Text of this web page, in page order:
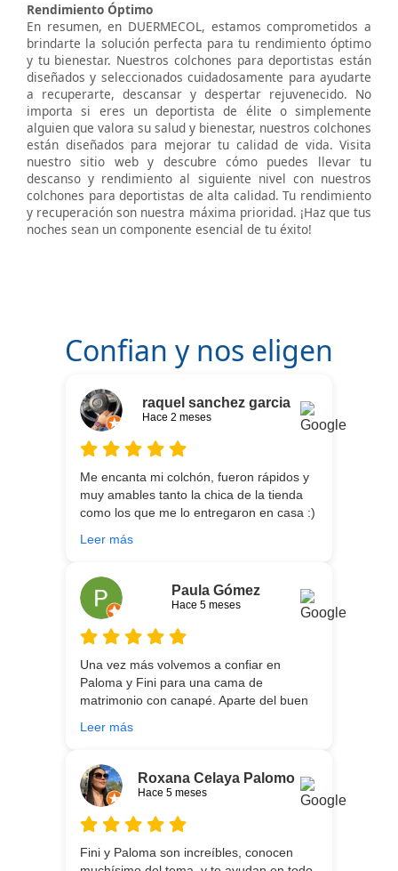
Rendimiento Óptimo
En resumen, en DUERMECOL, estamos comprometidos a
brindarte la solución perfecta para tu rendimiento óptimo
y tu bienestar. Nuestros colchones para deportistas están
diseñados y seleccionados cuidadosamente para ayudarte
a recuperarte, descansar y despertar rejuvenecido. No
importa si eres un deportista de élite o simplemente
alguien que valora su salud y bienestar, nuestros colchones
están diseñados para mejorar tu calidad de vida. Visita
nuestro sitio web y descubre cómo puedes llevar tu
descanso y rendimiento al siguiente nivel con nuestros
colchones para deportistas de alta calidad. Tu rendimiento
y recuperación son nuestra máxima prioridad. ¡Haz que tus
noches sean un componente esencial de tu éxito!
Confian y nos eligen
raquel sanchez garcia
Hace 2 meses
Me encanta mi colchón, fueron rápidos y
muy amables tanto la chica de la tienda
como los que me lo entregaron en casa :)
meses después:) son todos un encanto y
canapé, una entrega rapidísima y fácil
comunicación con los repartidores que lo
traen y montan :) encantada
Leer más
Paula Gómez
Hace 5 meses
Una vez más volvemos a confiar en
Paloma y Fini para una cama de
matrimonio con canapé. Aparte del buen
personalizando totalmente las
agradables y tan cercanas que la
experiencia es fantástica. Puntualizar
también que los chicos que nos trajeron y
montaron todo lo hicieron perfectamente,
perfectamente y a nuestro gusto, además
Leer más
Roxana Celaya Palomo
Hace 5 meses
Fini y Paloma son increíbles, conocen